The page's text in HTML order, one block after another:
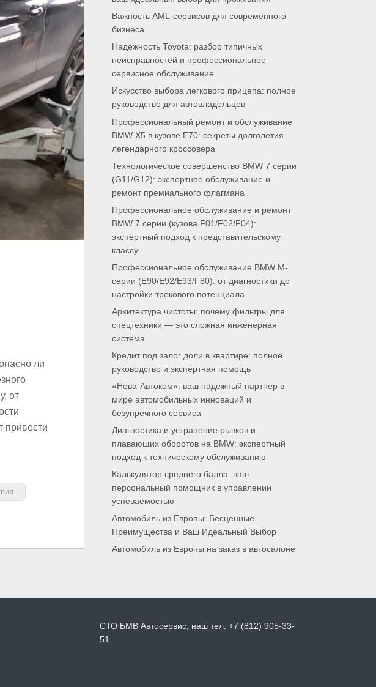
ли
от
привести
Важность AML-сервисов для современного
бизнеса
Надежность Toyota: разбор типичных
неисправностей и профессиональное
сервисное обслуживание
Искусство выбора легкового прицепа: полное
руководство для автовладельцев
Профессиональный ремонт и обслуживание
BMW X5 в кузове E70: секреты долголетия
легендарного кроссовера
Технологическое совершенство BMW 7 серии
(G11/G12): экспертное обслуживание и
ремонт премиального флагмана
Профессиональное обслуживание и ремонт
BMW 7 серии (кузова F01/F02/F04):
экспертный подход к представительскому
классу
Профессиональное обслуживание BMW M-
серии (E90/E92/E93/F80): от диагностики до
настройки трекового потенциала
Архитектура чистоты: почему фильтры для
спецтехники — это сложная инженерная
система
Кредит под залог доли в квартире: полное
руководство и экспертная помощь
«Нева-Автоком»: ваш надежный партнер в
мире автомобильных инноваций и
безупречного сервиса
Диагностика и устранение рывков и
плавающих оборотов на BMW: экспертный
подход к техническому обслуживанию
Калькулятор среднего балла: ваш
персональный помощник в управлении
успеваемостью
Автомобиль из Европы: Бесценные
Преимущества и Ваш Идеальный Выбор
Автомобиль из Европы на заказ в автосалоне
СТО БМВ Автосервис, наш тел. +7 (812) 905-33-
51